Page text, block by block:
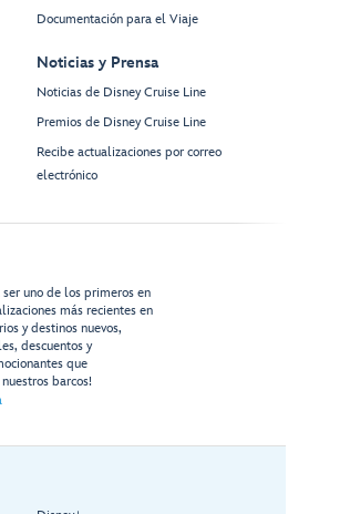
Documentación para el Viaje
Noticias y Prensa
Noticias de Disney Cruise Line
Premios de Disney Cruise Line
Recibe actualizaciones por correo
electrónico
ser uno de los primeros en
más recientes en
y destinos nuevos,
descuentos y
que
barcos!